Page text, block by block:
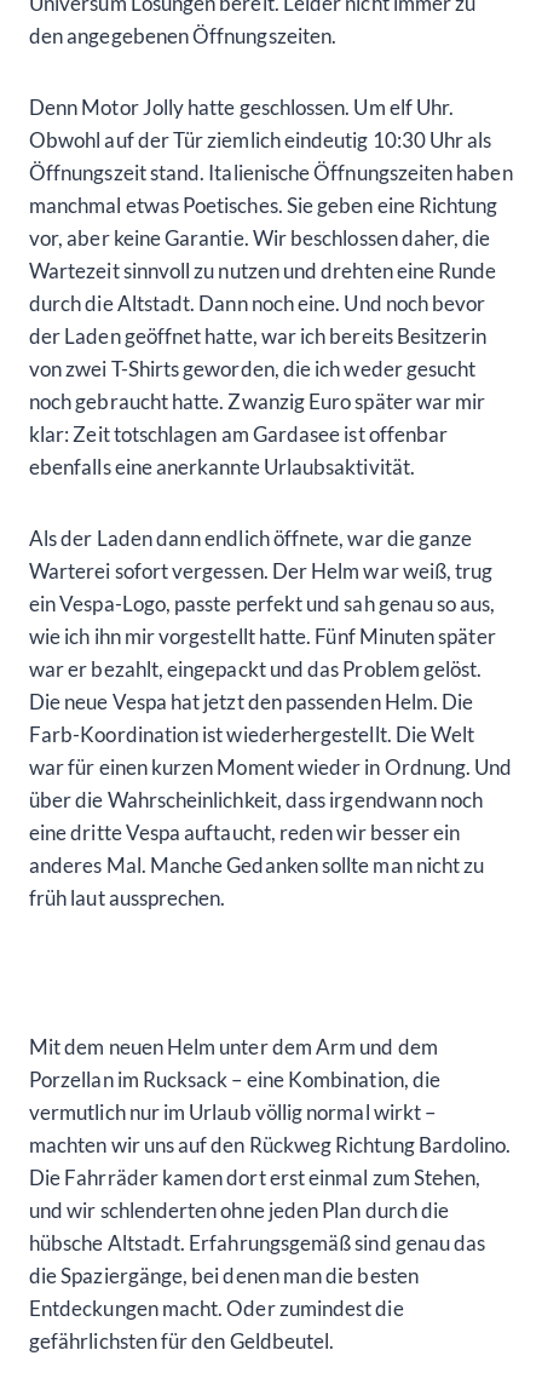
den angegebenen Öffnungszeiten.
Denn Motor Jolly hatte geschlossen. Um elf Uhr.
Obwohl auf der Tür ziemlich eindeutig 10:30 Uhr als
Öffnungszeit stand. Italienische Öffnungszeiten haben
manchmal etwas Poetisches. Sie geben eine Richtung
vor, aber keine Garantie. Wir beschlossen daher, die
Wartezeit sinnvoll zu nutzen und drehten eine Runde
durch die Altstadt. Dann noch eine. Und noch bevor
der Laden geöffnet hatte, war ich bereits Besitzerin
von zwei T-Shirts geworden, die ich weder gesucht
noch gebraucht hatte. Zwanzig Euro später war mir
klar: Zeit totschlagen am Gardasee ist offenbar
ebenfalls eine anerkannte Urlaubsaktivität.
Als der Laden dann endlich öffnete, war die ganze
Warterei sofort vergessen. Der Helm war weiß, trug
ein Vespa-Logo, passte perfekt und sah genau so aus,
wie ich ihn mir vorgestellt hatte. Fünf Minuten später
war er bezahlt, eingepackt und das Problem gelöst.
Die neue Vespa hat jetzt den passenden Helm. Die
Farb-Koordination ist wiederhergestellt. Die Welt
war für einen kurzen Moment wieder in Ordnung. Und
über die Wahrscheinlichkeit, dass irgendwann noch
eine dritte Vespa auftaucht, reden wir besser ein
anderes Mal. Manche Gedanken sollte man nicht zu
früh laut aussprechen.
Mit dem neuen Helm unter dem Arm und dem
Porzellan im Rucksack – eine Kombination, die
vermutlich nur im Urlaub völlig normal wirkt –
machten wir uns auf den Rückweg Richtung Bardolino.
Die Fahrräder kamen dort erst einmal zum Stehen,
und wir schlenderten ohne jeden Plan durch die
hübsche Altstadt. Erfahrungsgemäß sind genau das
die Spaziergänge, bei denen man die besten
Entdeckungen macht. Oder zumindest die
gefährlichsten für den Geldbeutel.